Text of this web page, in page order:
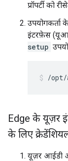
प्रॉपर्टी को
इंटरफ़ेस
setup
/
Edge के यूज़र
के लिए
यूज़र आईडी